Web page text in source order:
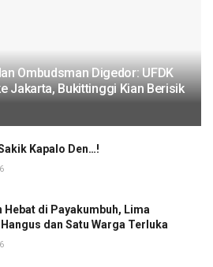
Ombudsman Digedor: UFDK
Jakarta, Bukittinggi Kian Berisik
Kapalo Den…!
Hebat di Payakumbuh, Lima
Hangus dan Satu Warga Terluka